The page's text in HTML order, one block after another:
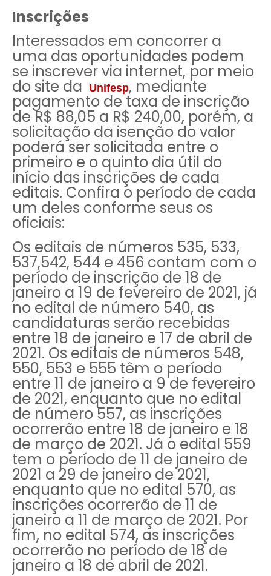
Inscrições
Interessados em concorrer a
uma das oportunidades podem
se inscrever via internet, por meio
do site da Unifesp, mediante
pagamento de taxa de inscrição
de R$ 88,05 a R$ 240,00, porém, a
solicitação da isenção do valor
poderá ser solicitada entre o
primeiro e o quinto dia útil do
início das inscrições de cada
editais. Confira o período de cada
um deles conforme seus os
oficiais:
Os editais de números 535, 533,
537,542, 544 e 456 contam com o
período de inscrição de 18 de
janeiro a 19 de fevereiro de 2021, já
no edital de número 540, as
candidaturas serão recebidas
entre 18 de janeiro e 17 de abril de
2021. Os editais de números 548,
550, 553 e 555 têm o período
entre 11 de janeiro a 9 de fevereiro
de 2021, enquanto que no edital
de número 557, as inscrições
ocorrerão entre 18 de janeiro e 18
de março de 2021. Já o edital 559
tem o período de 11 de janeiro de
2021 a 29 de janeiro de 2021,
enquanto que no edital 570, as
inscrições ocorrerão de 11 de
janeiro a 11 de março de 2021. Por
fim, no edital 574, as inscrições
ocorrerão no período de 18 de
janeiro a 18 de abril de 2021.